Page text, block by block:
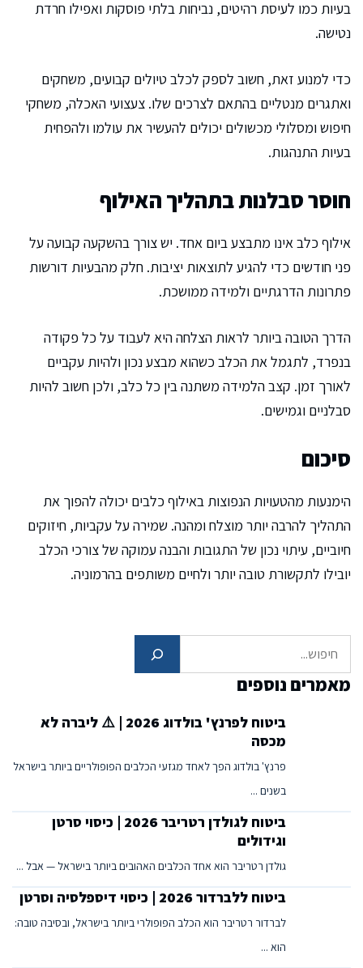
בעיות כמו לעיסת רהיטים, נביחות בלתי פוסקות ואפילו חרדת
נטישה.
כדי למנוע זאת, חשוב לספק לכלב טיולים קבועים, משחקים
ואתגרים מנטליים בהתאם לצרכים שלו. צעצועי האכלה, משחקי
חיפוש ומסלולי מכשולים יכולים להעשיר את עולמו ולהפחית
בעיות התנהגות.
חוסר סבלנות בתהליך האילוף
אילוף כלב אינו מתבצע ביום אחד. יש צורך בהשקעה קבועה על
פני חודשים כדי להגיע לתוצאות יציבות. חלק מהבעיות דורשות
פתרונות הדרגתיים ולמידה ממושכת.
הדרך הטובה ביותר לראות הצלחה היא לעבוד על כל פקודה
בנפרד, לתגמל את הכלב כשהוא מבצע נכון ולהיות עקביים
לאורך זמן. קצב הלמידה משתנה בין כל כלב, ולכן חשוב להיות
סבלניים וגמישים.
סיכום
הימנעות מהטעויות הנפוצות באילוף כלבים יכולה להפוך את
התהליך להרבה יותר מוצלח ומהנה. שמירה על עקביות, חיזוקים
חיוביים, עיתוי נכון של התגובות והבנה עמוקה של צורכי הכלב
יובילו לתקשורת טובה יותר ולחיים משותפים בהרמוניה.
מאמרים נוספים
ביטוח לפרנץ' בולדוג 2026 | ⚠️ ליברה לא
מכסה
פרנץ' בולדוג הפך לאחד מגזעי הכלבים הפופולריים ביותר בישראל
בשנים ...
ביטוח לגולדן רטריבר 2026 | כיסוי סרטן
וגידולים
גולדן רטריבר הוא אחד הכלבים האהובים ביותר בישראל — אבל ...
ביטוח ללברדור 2026 | כיסוי דיספלסיה וסרטן
לברדור רטריבר הוא הכלב הפופולרי ביותר בישראל, ובסיבה טובה:
הוא ...